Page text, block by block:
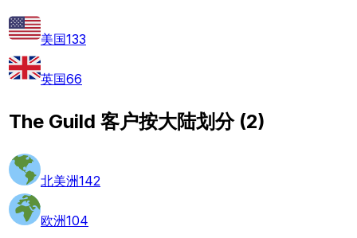
美国133
英国66
The Guild 客户按大陆划分(2)
北美洲142
欧洲104